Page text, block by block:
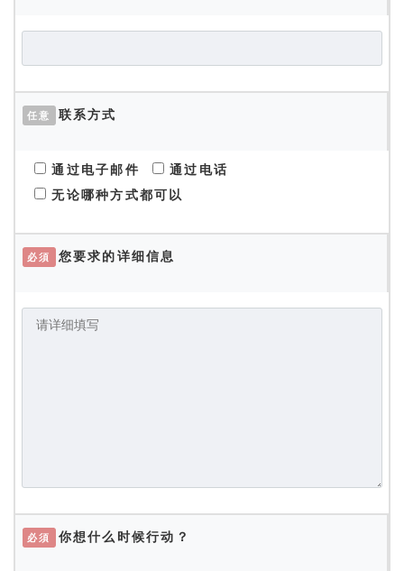
任意 联系方式
通过电子邮件
通过电话
无论哪种方式都可以
必須 您要求的详细信息
必須 你想什么时候行动？